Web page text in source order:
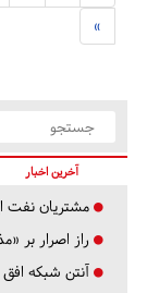
»
آخرین اخبار
مشتریان نفت ایران در ۷
راز اصرار بر
آنتن شبکه